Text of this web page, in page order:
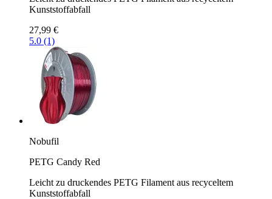
Kunststoffabfall
27,99 €
5.0 (1)
Nobufil
PETG Candy Red
Leicht zu druckendes PETG Filament aus recyceltem
Kunststoffabfall